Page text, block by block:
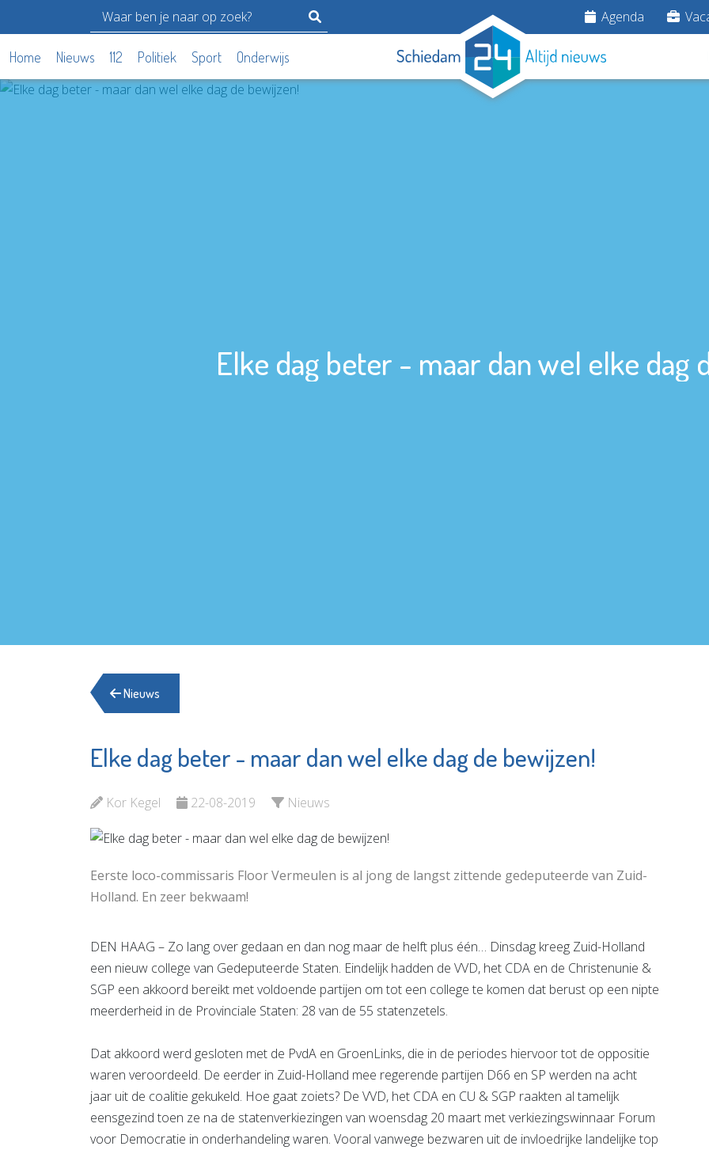
Agenda
Home Nieuws 112 Politiek Sport Onderwijs
Elke dag beter - maar dan wel elke dag
Nieuws
Elke dag beter - maar dan wel elke dag de bewijzen!
Kor Kegel 22-08-2019 Nieuws
Eerste loco-commissaris Floor Vermeulen is al jong de langst zittende gedeputeerde van Zuid-
Holland. En zeer bekwaam!
DEN HAAG – Zo lang over gedaan en dan nog maar de helft plus één… Dinsdag kreeg Zuid-Holland
een nieuw college van Gedeputeerde Staten. Eindelijk hadden de VVD, het CDA en de Christenunie &
SGP een akkoord bereikt met voldoende partijen om tot een college te komen dat berust op een nipte
meerderheid in de Provinciale Staten: 28 van de 55 statenzetels.
Dat akkoord werd gesloten met de PvdA en GroenLinks, die in de periodes hiervoor tot de oppositie
waren veroordeeld. De eerder in Zuid-Holland mee regerende partijen D66 en SP werden na acht
jaar uit de coalitie gekukeld. Hoe gaat zoiets? De VVD, het CDA en CU & SGP raakten al tamelijk
eensgezind toen ze na de statenverkiezingen van woensdag 20 maart met verkiezingswinnaar Forum
voor Democratie in onderhandeling waren. Vooral vanwege bezwaren uit de invloedrijke landelijke top
Herbergier
Bekijk de pagina
Fonds Schiedam
Bekijk de pagina
De Witte